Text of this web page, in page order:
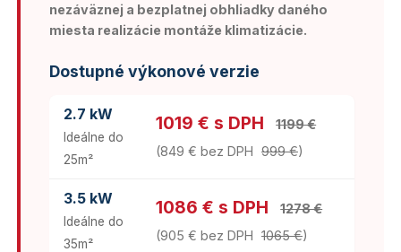
nezáväznej a bezplatnej obhliadky daného
miesta realizácie montáže klimatizácie.
Dostupné výkonové verzie
2.7 kW
Ideálne do
25m²
1019 € s DPH
1199 €
(849 € bez DPH 999 €)
3.5 kW
Ideálne do
35m²
1086 € s DPH
1278 €
(905 € bez DPH 1065 €)